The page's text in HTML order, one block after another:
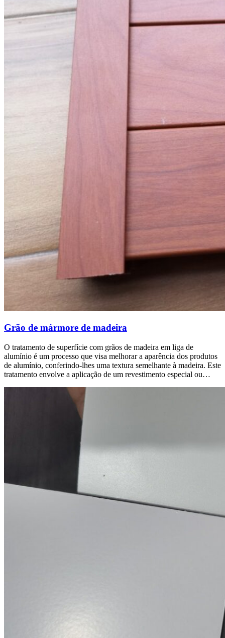
Grão de mármore de madeira
O tratamento de superfície com grãos de madeira em liga de
alumínio é um processo que visa melhorar a aparência dos produtos
de alumínio, conferindo-lhes uma textura semelhante à madeira. Este
tratamento envolve a aplicação de um revestimento especial ou…